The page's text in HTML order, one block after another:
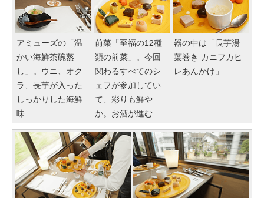
アミューズの「温
かい海鮮茶碗蒸
し」。ウニ、オク
ラ、長芋が入った
しっかりした海鮮
味
前菜「至福の12種
類の前菜」。今回
関わるすべてのシ
ェフが参加してい
て、彩りも鮮や
か。お酒が進む
器の中は「長芋湯
葉巻き カニフカヒ
レあんかけ」